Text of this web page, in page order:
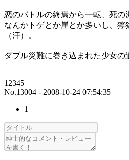
恋のバトルの終焉から一転、死の
なんかトゲとか崖とか多いし、
（汗）。
ダブル災難に巻き込まれた少女の
12345
No.13004 - 2008-10-24 07:54:35
1